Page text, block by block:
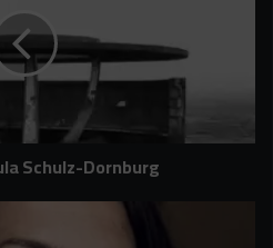
Schulz-Dornburg